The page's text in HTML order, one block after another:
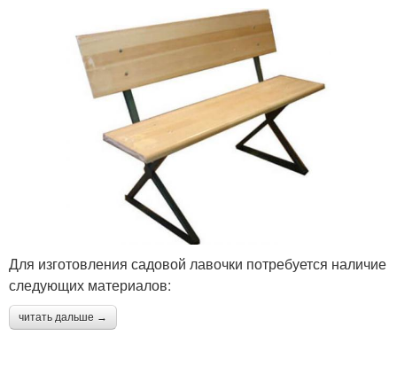
Для изготовления садовой лавочки потребуется наличие
следующих материалов:
читать дальше →